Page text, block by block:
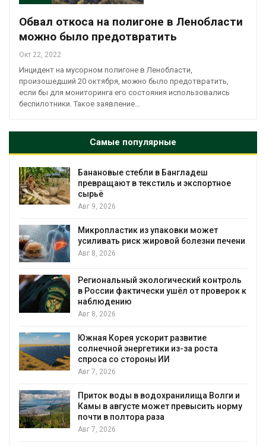
Обвал откоса на полигоне в Ленобласти
можно было предотвратить
Окт 22, 2022
Инцидент на мусорном полигоне в Ленобласти,
произошедший 20 октября, можно было предотвратить,
если бы для мониторинга его состояния использовались
беспилотники. Такое заявление…
Самые популярные
стебли в Бангладеш
в текстиль и экспортное
из упаковки может
риск жировой болезни печени
экологический контроль
фактически ушёл от проверок к
ускорит развитие
энергетики из-за роста
со стороны ИИ
в водохранилища Волги и
может превысить норму
полтора раза
без
вес перед
Авг 7, 2026
приютов
Авг 7, 2026
близости
Авг 7, 2026